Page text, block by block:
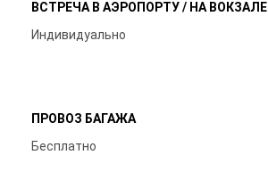
ВСТРЕЧА В АЭРОПОРТУ / НА ВОКЗАЛЕ
Индивидуально
ПРОВОЗ БАГАЖА
Бесплатно